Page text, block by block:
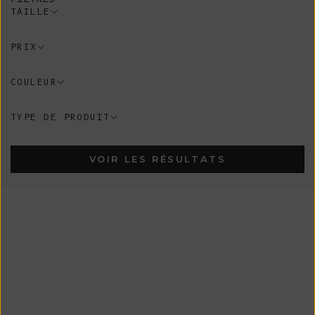
TAILLE
PRIX
COULEUR
TYPE DE PRODUIT
VOIR LES RÉSULTATS